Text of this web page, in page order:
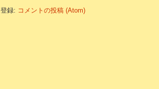
登録: コメントの投稿 (Atom)